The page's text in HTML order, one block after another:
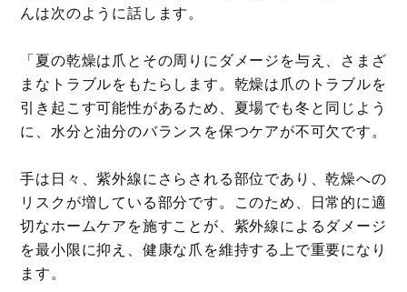
んは次のように話します。
「夏の乾燥は爪とその周りにダメージを与え、さまざ
まなトラブルをもたらします。乾燥は爪のトラブルを
引き起こす可能性があるため、夏場でも冬と同じよう
に、水分と油分のバランスを保つケアが不可欠です。
手は日々、紫外線にさらされる部位であり、乾燥への
リスクが増している部分です。このため、日常的に適
切なホームケアを施すことが、紫外線によるダメージ
を最小限に抑え、健康な爪を維持する上で重要になり
ます。